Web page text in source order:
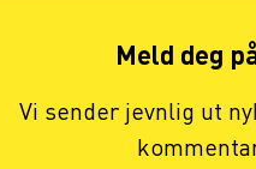
Meld deg
Vi sender jevnlig ut